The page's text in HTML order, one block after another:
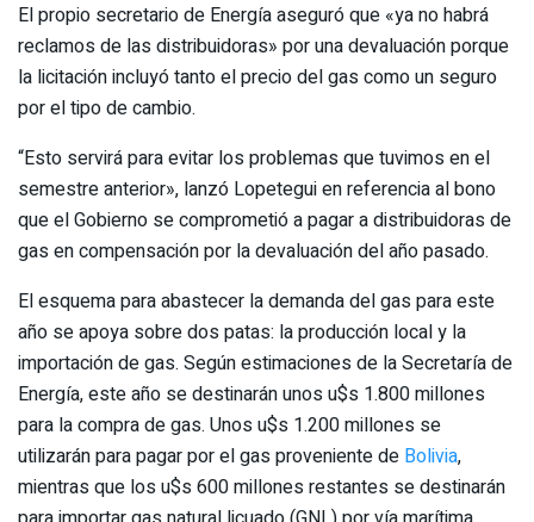
El propio secretario de Energía aseguró que «ya no habrá
reclamos de las distribuidoras» por una devaluación porque
la licitación incluyó tanto el precio del gas como un seguro
por el tipo de cambio.
“Esto servirá para evitar los problemas que tuvimos en el
semestre anterior», lanzó Lopetegui en referencia al bono
que el Gobierno se comprometió a pagar a distribuidoras de
gas en compensación por la devaluación del año pasado.
El esquema para abastecer la demanda del gas para este
año se apoya sobre dos patas: la producción local y la
importación de gas. Según estimaciones de la Secretaría de
Energía, este año se destinarán unos u$s 1.800 millones
para la compra de gas. Unos u$s 1.200 millones se
utilizarán para pagar por el gas proveniente de Bolivia,
mientras que los u$s 600 millones restantes se destinarán